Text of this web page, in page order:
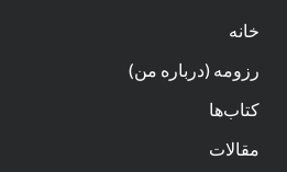
خانه
رزومه (درباره من)
کتاب‌ها
مقالات